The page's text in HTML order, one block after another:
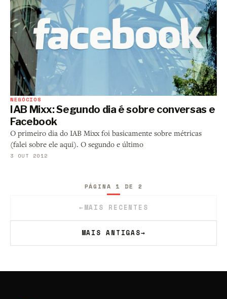
NEGÓCIOS
IAB Mixx: Segundo dia é sobre conversas e
Facebook
O primeiro dia do IAB Mixx foi basicamente sobre métricas
(falei sobre ele aqui). O segundo e último
3 OUT 2012
←MAIS RECENTES
PÁGINA 1 DE 2
MAIS ANTIGAS→